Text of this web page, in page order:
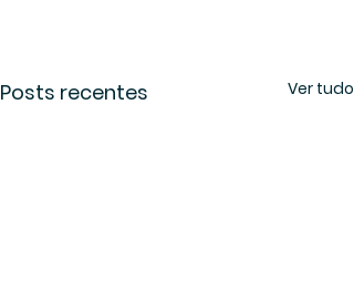
Posts recentes Ver tudo